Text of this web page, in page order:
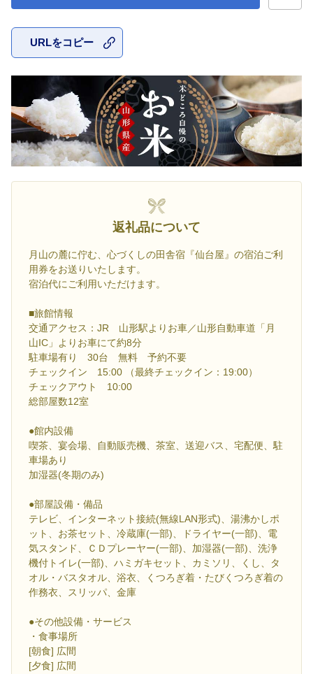
URLをコピー
返礼品について
月山の麓に佇む、心づくしの田舎宿『仙台屋』の宿泊ご利
用券をお送りいたします。
宿泊代にご利用いただけます。
■旅館情報
交通アクセス：JR 山形駅よりお車／山形自動車道「月
山IC」よりお車にて約8分
駐車場有り 30台 無料 予約不要
チェックイン 15:00 （最終チェックイン：19:00）
チェックアウト 10:00
総部屋数12室
●館内設備
喫茶、宴会場、自動販売機、茶室、送迎バス、宅配便、駐
車場あり
加湿器(冬期のみ)
●部屋設備・備品
テレビ、インターネット接続(無線LAN形式)、湯沸かしポ
ット、お茶セット、冷蔵庫(一部)、ドライヤー(一部)、電
気スタンド、ＣＤプレーヤー(一部)、加湿器(一部)、洗浄
機付トイレ(一部)、ハミガキセット、カミソリ、くし、タ
オル・バスタオル、浴衣、くつろぎ着・たびくつろぎ着の
作務衣、スリッパ、金庫
●その他設備・サービス
・食事場所
[朝食] 広間
[夕食] 広間